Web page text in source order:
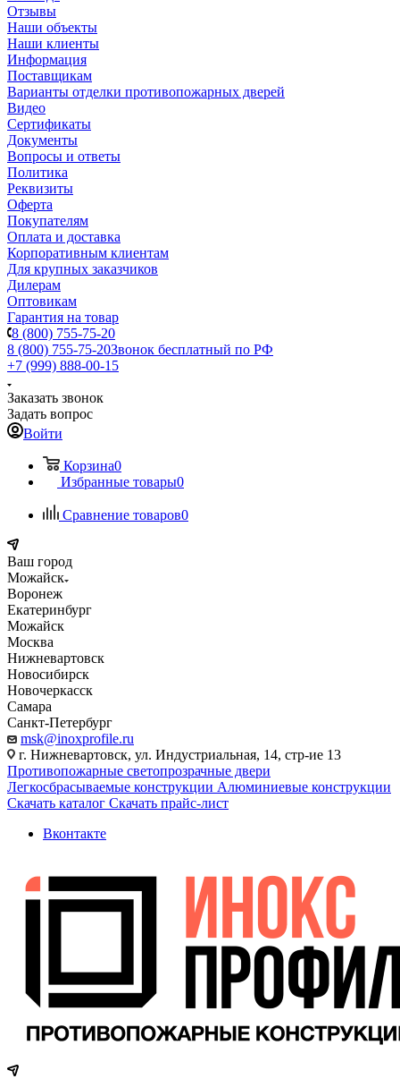
Отзывы
Наши объекты
Наши клиенты
Информация
Поставщикам
Варианты отделки противопожарных дверей
Видео
Сертификаты
Документы
Вопросы и ответы
Политика
Реквизиты
Оферта
Покупателям
Оплата и доставка
Корпоративным клиентам
Для крупных заказчиков
Дилерам
Оптовикам
Гарантия на товар
8 (800) 755-75-20
8 (800) 755-75-20Звонок бесплатный по РФ
+7 (999) 888-00-15
Заказать звонок
Задать вопрос
Войти
Корзина0
Избранные товары0
Сравнение товаров0
Ваш город
Можайск
Воронеж
Екатеринбург
Можайск
Москва
Нижневартовск
Новосибирск
Новочеркасск
Самара
Санкт-Петербург
msk@inoxprofile.ru
г. Нижневартовск, ул. Индустриальная, 14, стр-ие 13
Противопожарные светопрозрачные двери
Легкосбрасываемые конструкции Алюминиевые конструкции
Скачать каталог Скачать прайс-лист
Вконтакте